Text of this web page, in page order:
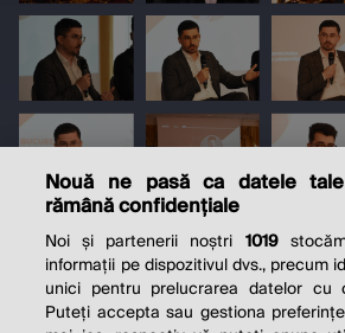
Nouă ne pasă ca datele
rămână confidențiale
Noi și partenerii noștri 1019
informații pe dispozitivul dvs., precum
unici pentru prelucrarea datelor cu
Puteți accepta sau gestiona